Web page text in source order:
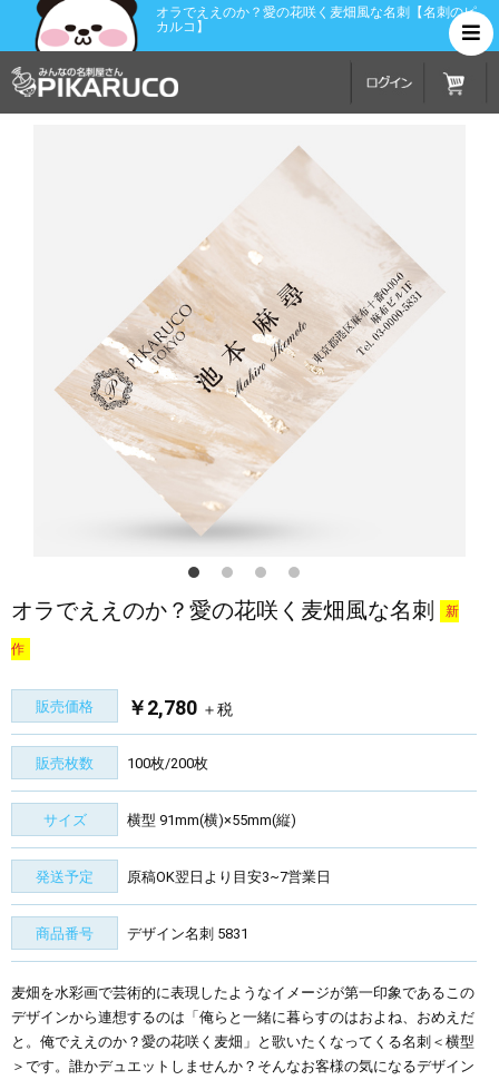
オラでええのか？愛の花咲く麦畑風な名刺【名刺のピ
カルコ】
オラでええのか？愛の花咲く麦畑風な名刺 新
作
販売価格 ￥2,780 ＋税
販売枚数 100枚/200枚
サイズ 横型 91mm(横)×55mm(縦)
発送予定 原稿OK翌日より目安3~7営業日
商品番号 デザイン名刺 5831
麦畑を水彩画で芸術的に表現したようなイメージが第一印象であるこの
デザインから連想するのは「俺らと一緒に暮らすのはおよね、おめえだ
と。俺でええのか？愛の花咲く麦畑」と歌いたくなってくる名刺＜横型
＞です。誰かデュエットしませんか？そんなお客様の気になるデザイン